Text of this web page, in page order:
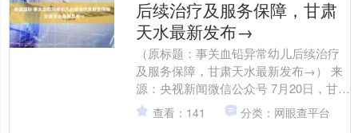
后续治疗及服务保障，甘肃
天水最新发布→
（原标题：事关血铅异常幼儿后续治疗
及服务保障，甘肃天水最新发布→） 来
源：央视新闻微信公众号 7月20日，甘肃
省天水市政府网站发布《天水市麦积区
褐石培心幼儿园血....
查看：141 分类：网眼查平台